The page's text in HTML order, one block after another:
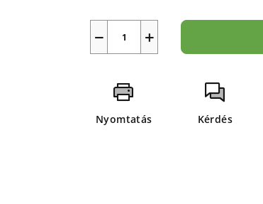
+
−
Nyomtatás Kérdés